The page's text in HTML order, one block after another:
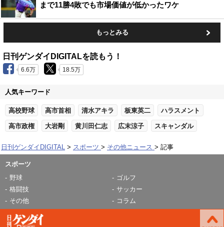
まで11勝4敗でも市場価値が低かったワケ
もっとみる
日刊ゲンダイDIGITALを読もう！
6.6万 18.5万
人気キーワード
高校野球 高市首相 清水アキラ 板東英二 ハラスメント
高市政権 大岩剛 黄川田仁志 広末涼子 スキャンダル
日刊ゲンダイDIGITAL スポーツ その他ニュース 記事
スポーツ
野球
ゴルフ
格闘技
サッカー
その他
コラム